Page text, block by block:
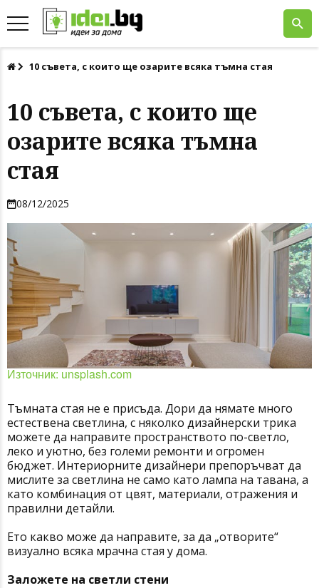
10 съвета, с които ще озарите всяка тъмна стая
10 съвета, с които ще
озарите всяка тъмна
стая
08/12/2025
Източник: unsplash.com
Тъмната стая не е присъда. Дори да нямате много
естествена светлина, с няколко дизайнерски трика
можете да направите пространството по-светло,
леко и уютно, без големи ремонти и огромен
бюджет. Интериорните дизайнери препоръчват да
мислите за светлина не само като лампа на тавана, а
като комбинация от цвят, материали, отражения и
правилни детайли.
Ето какво може да направите, за да „отворите“
визуално всяка мрачна стая у дома.
Заложете на светли стени